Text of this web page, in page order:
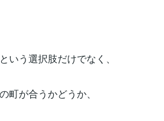
いう選択肢だけでなく、
が合うかどうか、